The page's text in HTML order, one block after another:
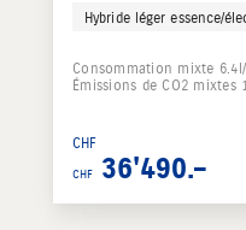
Hybride léger essence/
Consommation mixte
Émissions de CO2 mixtes
CHF
CHF 36'490.–